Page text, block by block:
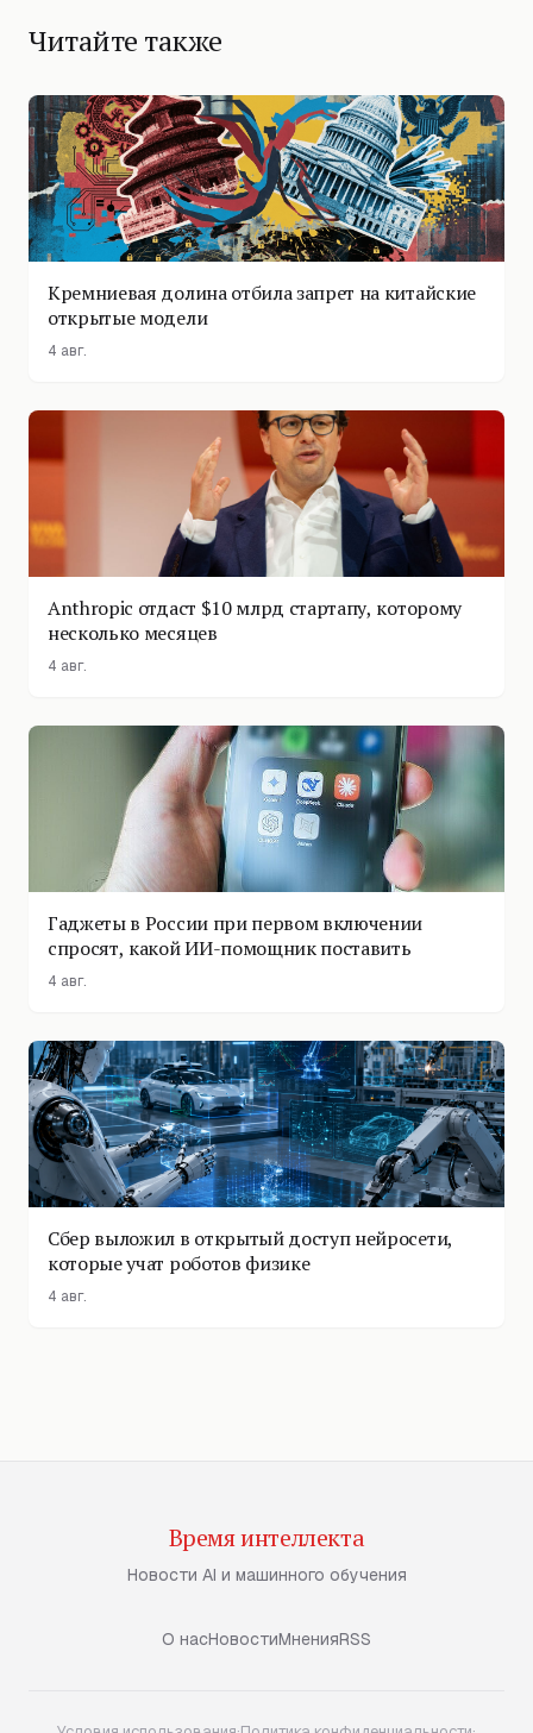
Читайте также
Кремниевая долина отбила запрет на китайские
открытые модели
4 авг.
Anthropic отдаст $10 млрд стартапу, которому
несколько месяцев
4 авг.
Гаджеты в России при первом включении
спросят, какой ИИ-помощник поставить
4 авг.
Сбер выложил в открытый доступ нейросети,
которые учат роботов физике
4 авг.
Время интеллекта
Новости AI и машинного обучения
О насНовостиМненияRSS